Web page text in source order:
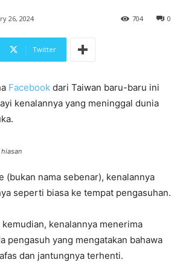
26, 2024 0
704
Twitter
Facebook dari Taiwan baru-baru ini
kenalannya yang meninggal dunia
(bukan nama sebenar), kenalannya
seperti biasa ke tempat pengasuhan.
kemudian, kenalannya menerima
pengasuh yang mengatakan bahawa
dan jantungnya terhenti.